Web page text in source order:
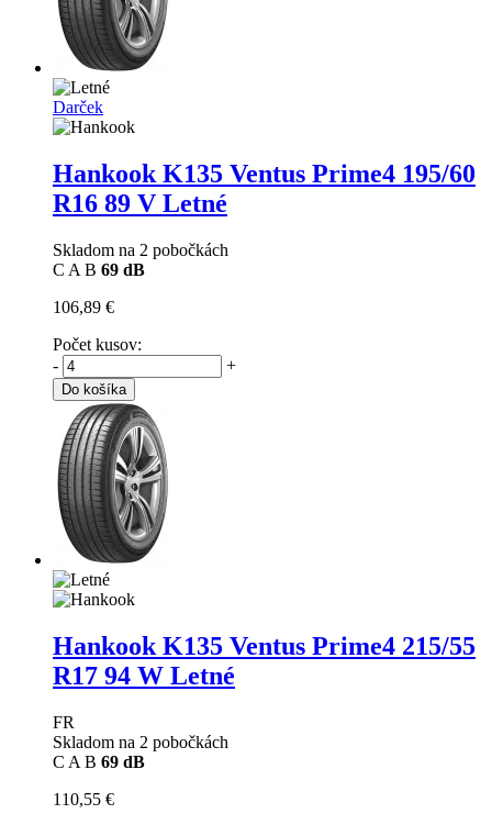
Darček
Hankook K135 Ventus Prime4 195/60
R16 89 V Letné
Skladom na 2 pobočkách
C A B 69 dB
106,89 €
Počet kusov:
-
+
Do košíka
Hankook K135 Ventus Prime4 215/55
R17 94 W Letné
FR
Skladom na 2 pobočkách
C A B 69 dB
110,55 €